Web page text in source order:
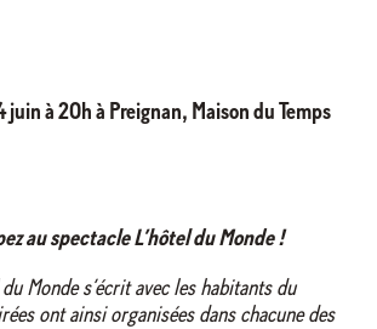
juin à 20h à Preignan, Maison du Temps
au spectacle L’hôtel du Monde !
du Monde s’écrit avec les habitants du
ont ainsi organisées dans chacune des